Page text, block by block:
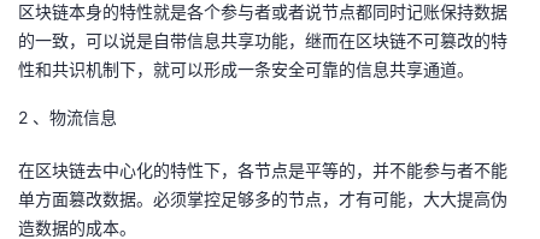
坛
圈
的
我
动
关
的
我
区块链本身的特性就是各个参与者或者说节点都同时记账保持数据
的一致，可以说是自带信息共享功能，继而在区块链不可篡改的特
性和共识机制下，就可以形成一条安全可靠的信息共享通道。
2 、物流信息
在区块链去中心化的特性下，各节点是平等的，并不能参与者不能
单方面篡改数据。必须掌控足够多的节点，才有可能，大大提高伪
造数据的成本。